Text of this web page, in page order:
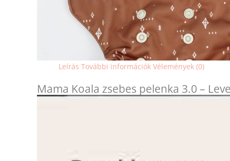
Leírás További információk Vélemények (0)
Mama Koala zsebes pelenka 3.0 –